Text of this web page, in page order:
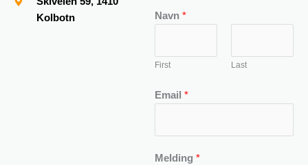
Kolbotn
Navn *
First Last
Email *
Melding *